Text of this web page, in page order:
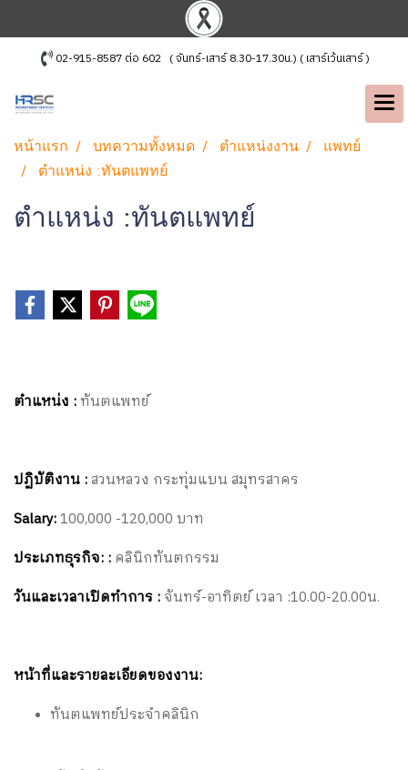
02-915-8587 ต่อ 602 ( จันทร์-เสาร์ 8.30-17.30น.) ( เสาร์เว้นเสาร์ )
หน้าแรก บทความทั้งหมด ตำแหน่งงาน
แพทย์
ตำแหน่ง :ทันตแพทย์
ตำแหน่ง :ทันตแพทย์
ตำแหน่ง : ทันตแพทย์
ปฏิบัติงาน :สวนหลวง กระทุ่มแบน สมุทรสาคร
Salary:100,000 -120,000 บาท
ประเภทธุรกิจ: : คลินิกทันตกรรม
วันและเวลาเปิดทำการ :จันทร์-อาทิตย์ เวลา :10.00-20.00น.
หน้าที่และรายละเอียดของงาน:
ทันตแพทย์ประจำคลินิก